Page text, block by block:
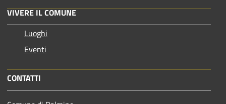
VIVERE IL COMUNE
Luoghi
Eventi
CONTATTI